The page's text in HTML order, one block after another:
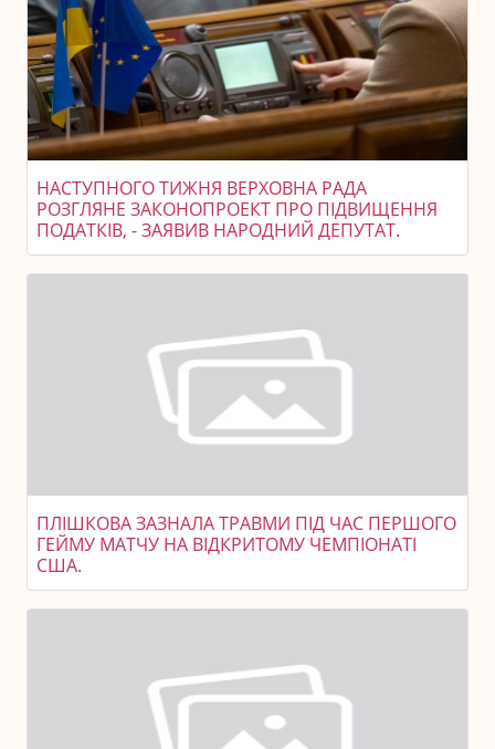
НАСТУПНОГО ТИЖНЯ ВЕРХОВНА РАДА
РОЗГЛЯНЕ ЗАКОНОПРОЕКТ ПРО ПІДВИЩЕННЯ
ПОДАТКІВ, - ЗАЯВИВ НАРОДНИЙ ДЕПУТАТ.
ПЛІШКОВА ЗАЗНАЛА ТРАВМИ ПІД ЧАС ПЕРШОГО
ГЕЙМУ МАТЧУ НА ВІДКРИТОМУ ЧЕМПІОНАТІ
США.